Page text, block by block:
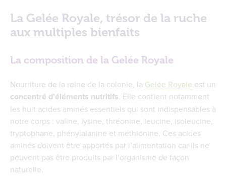
La Gelée Royale est-elle difficile à trouver ?
Où trouver de la Gelée Royale de qualité en
La qualité de la Gelée Royale
Sous quelle forme consommer la Gelée
Royale pour profiter au mieux de ses effets ?
La Gelée Royale biologique du Rucher
Notre-Dame en Provence
Des produits certifiés ECOCERT® France
La livraison et le conditionnement de la Gelée
Royale bio
La Gelée Royale, trésor de la ruche
aux multiples bienfaits
La composition de la Gelée Royale
Nourriture de la reine de la colonie, la Gelée Royale est un
concentré d’éléments nutritifs. Elle contient notamment
les huit acides aminés essentiels qui sont indispensables à
notre corps : valine, lysine, thréonine, leucine, isoleucine,
tryptophane, phénylalanine et méthionine. Ces acides
aminés doivent être apportés par l’alimentation car ils ne
peuvent pas être produits par l’organisme de façon
naturelle.